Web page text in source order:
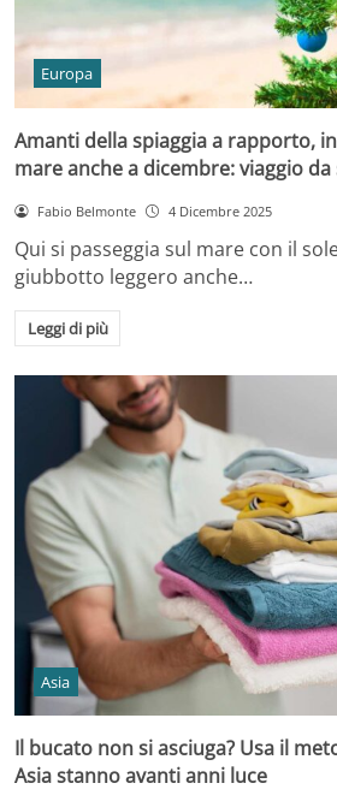
Europa
Amanti della spiaggia a rapporto,
mare anche a dicembre: viaggio
Fabio Belmonte 4 Dicembre 2025
Qui si passeggia sul mare con il
giubbotto leggero anche…
Leggi di più
Asia
Il bucato non si asciuga? Usa il
Asia stanno avanti anni luce